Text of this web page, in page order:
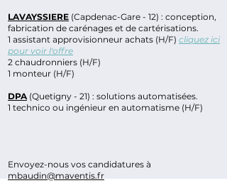
LAVAYSSIERE (Capdenac-Gare - 12) : conception,
fabrication de carénages et de cartérisations.
1 assistant approvisionneur achats (H/F) cliquez ici
pour voir l'offre
2 chaudronniers (H/F)
1 monteur (H/F)
DPA(Quetigny - 21) : solutions automatisées.
1 technico ou ingénieur en automatisme (H/F)
Envoyez-nous vos candidatures à
mbaudin@maventis.fr